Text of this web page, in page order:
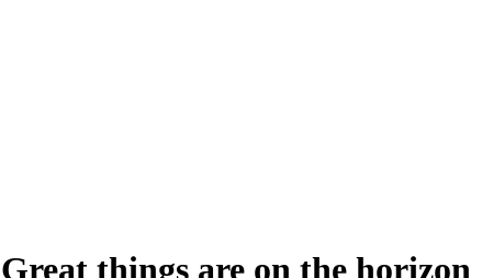
Great things are on the horizon